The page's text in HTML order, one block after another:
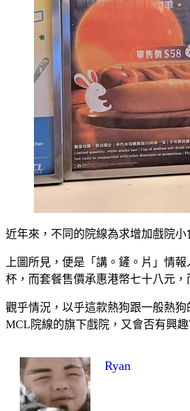
近年來，不同的院線為求增加戲院
上圖所見，便是「講。鏟。片」情
杯，而套餐售價承惠港幣七十八元
觀乎情況，以乎這款熱狗跟一般熱
MCL院線的旗下戲院，又會否有興
Ryan